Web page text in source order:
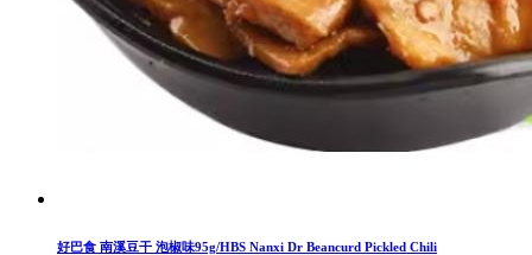
好巴食 南溪豆干 泡椒味95g/HBS Nanxi Dr Beancurd Pickled Chili